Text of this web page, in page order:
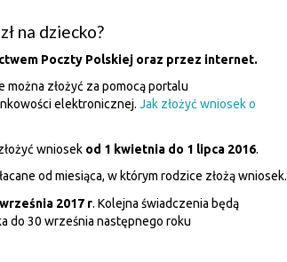
na dziecko?
Poczty Polskiej oraz przez internet.
złożyć za pomocą portalu
elektronicznej. Jak złożyć wniosek o
wniosek od 1 kwietnia do 1 lipca 2016.
od miesiąca, w którym rodzice złożą wniosek.
2017 r. Kolejna świadczenia będą
do 30 września następnego roku